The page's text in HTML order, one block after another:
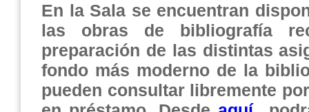
En la Sala se encuentran
las obras de bibliografía
preparación de las distintas
fondo más moderno de la
pueden consultar libremente